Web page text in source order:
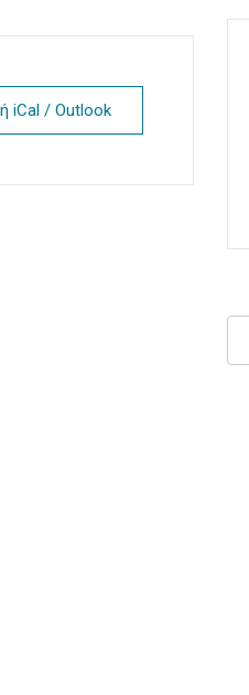
iCal / Outlook